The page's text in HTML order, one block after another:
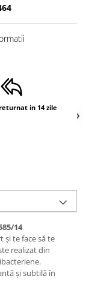
in 14 zile
14
te face să te
realizat din
și subtilă în